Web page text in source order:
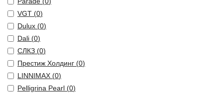
VGT (0)
Dulux (0)
Dali (0)
СЛКЗ (0)
Престиж Холдинг (0)
LINNIMAX (0)
Pelligrina Pearl (0)